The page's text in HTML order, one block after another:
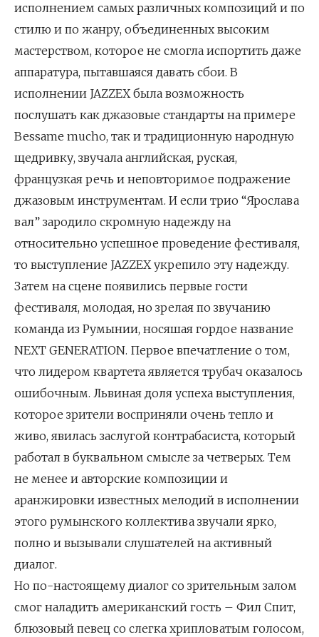
исполнением самых различных композиций и по
стилю и по жанру, объединенных высоким
мастерством, которое не смогла испортить даже
аппаратура, пытавшаяся давать сбои. В
исполнении JAZZEX была возможность
послушать как джазовые стандарты на примере
Bessame mucho, так и традиционную народную
щедривку, звучала английская, руская,
французкая речь и неповторимое подражение
джазовым инструментам. И если трио “Ярослава
вал” зародило скромную надежду на
относительно успешное проведение фестиваля,
то выступление JAZZEX укрепило эту надежду.
Затем на сцене появились первые гости
фестиваля, молодая, но зрелая по звучанию
команда из Румынии, носяшая гордое название
NEXT GENERATION. Первое впечатление о том,
что лидером квартета является трубач оказалось
ошибочным. Львиная доля успеха выступления,
которое зрители восприняли очень тепло и
живо, явилась заслугой контрабасиста, который
работал в буквальном смысле за четверых. Тем
не менее и авторские композиции и
аранжировки известных мелодий в исполнении
этого румынского коллектива звучали ярко,
полно и вызывали слушателей на активный
диалог.
Но по-настоящему диалог со зрительным залом
смог наладить американский гость – Фил Спит,
блюзовый певец со слегка хрипловатым голосом,